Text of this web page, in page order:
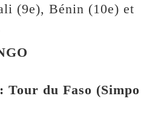
(9e), Bénin (10e) et
Tour du Faso (Simpo